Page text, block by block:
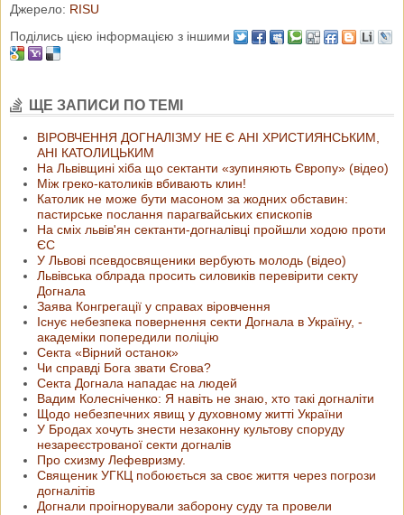
Джерело: RISU
Поділись цією інформацією з іншими
ЩЕ ЗАПИСИ ПО ТЕМІ
ВІРОВЧЕННЯ ДОГНАЛІЗМУ НЕ Є АНІ ХРИСТИЯНСЬКИМ,
АНІ КАТОЛИЦЬКИМ
На Львівщині хіба що сектанти «зупиняють Європу» (відео)
Між греко-католиків вбивають клин!
Католик не може бути масоном за жодних обставин:
пастирське послання парагвайських єпископів
На сміх львів'ян сектанти-догналівці пройшли ходою проти
ЄС
У Львові псевдосвященики вербують молодь (відео)
Львівська облрада просить силовиків перевірити секту
Догнала
Заява Конгрегації у справах віровчення
Існує небезпека повернення секти Догнала в Україну, -
академіки попередили поліцію
Cектa «Вірний останок»
Чи справді Бога звати Єгова?
Секта Догнала нападає на людей
Вадим Колесніченко: Я навіть не знаю, хто такі догналіти
Щодо небезпечних явищ у духовному житті України
У Бродах хочуть знести незаконну культову споруду
незареєстрованої секти догналів
Про схизму Лефевризму.
Священик УГКЦ побоюється за своє життя через погрози
догналітів
Догнали проігнорували заборону суду та провели